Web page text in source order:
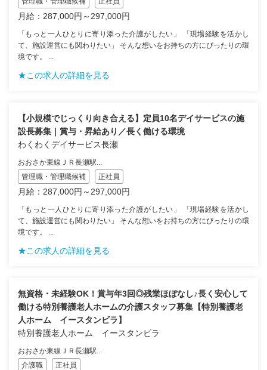
月給：287,000円～297,000円
「もっと一人ひとりに寄り添った介護がしたい」 「現場経験を活かし
て、施設運営にも関わりたい」 そんな想いをお持ちの方にぴったりの環
境です。 ...
★この求人の詳細を見る
【小規模でじっくり向き合える】定員10名デイサービスの施
設長募集｜賞与・昇給あり／長く働ける環境
わくわくデイサービス長瀬
おおさか東線ＪＲ長瀬駅...
管理職・管理職候補
正社員
月給：287,000円～297,000円
「もっと一人ひとりに寄り添った介護がしたい」 「現場経験を活かし
て、施設運営にも関わりたい」 そんな想いをお持ちの方にぴったりの環
境です。 ...
★この求人の詳細を見る
無資格・未経験OK！賞与年3回◎残業ほぼなし♪長く安心して
働ける特別養護老人ホームの介護スタッフ募集【特別養護老
人ホーム イースタンビラ】
特別養護老人ホーム イースタンビラ
おおさか東線ＪＲ長瀬駅...
介護職
正社員